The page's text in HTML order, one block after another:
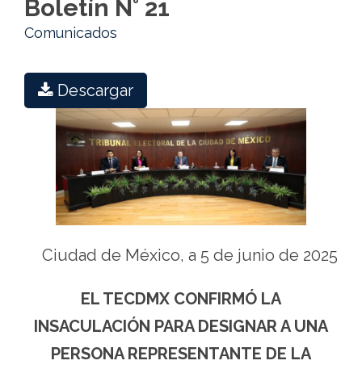
Boletín N° 21
Comunicados
Descargar
Ciudad de México, a 5 de junio de 2025
EL TECDMX CONFIRMÓ LA
INSACULACIÓN PARA DESIGNAR A UNA
PERSONA REPRESENTANTE DE LA